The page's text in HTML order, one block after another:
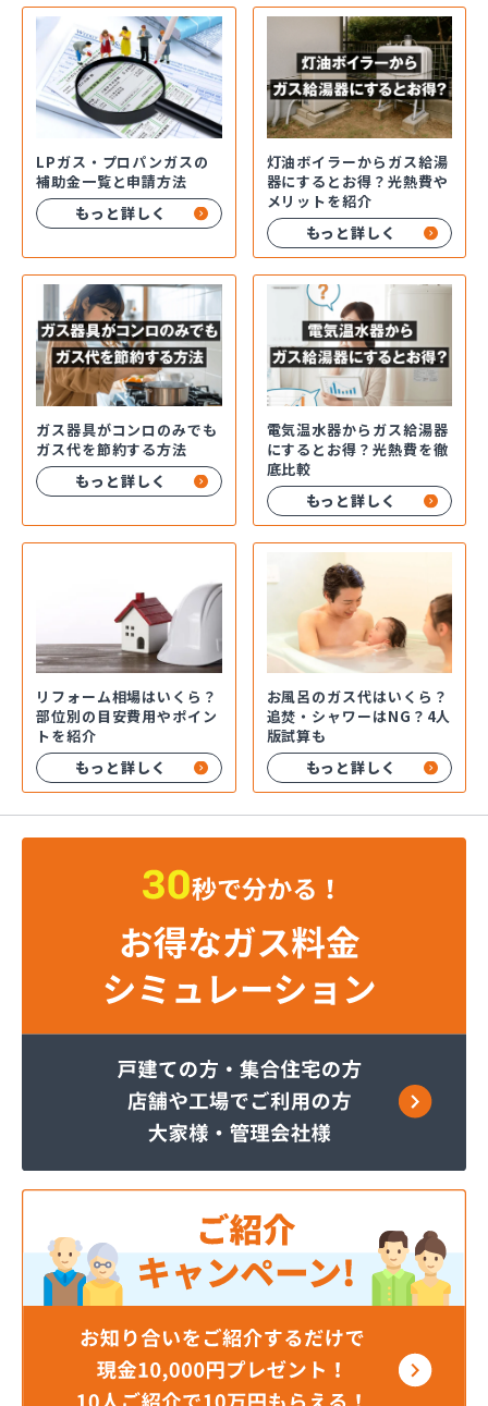
LPガス・プロパンガスの
補助金一覧と申請方法
もっと詳しく
灯油ボイラーからガス給湯
器にするとお得？光熱費や
メリットを紹介
もっと詳しく
ガス器具がコンロのみでも
ガス代を節約する方法
もっと詳しく
電気温水器からガス給湯器
にするとお得？光熱費を徹
底比較
もっと詳しく
リフォーム相場はいくら？
部位別の目安費用やポイン
トを紹介
もっと詳しく
お風呂のガス代はいくら？
追焚・シャワーはNG？4人
版試算も
もっと詳しく